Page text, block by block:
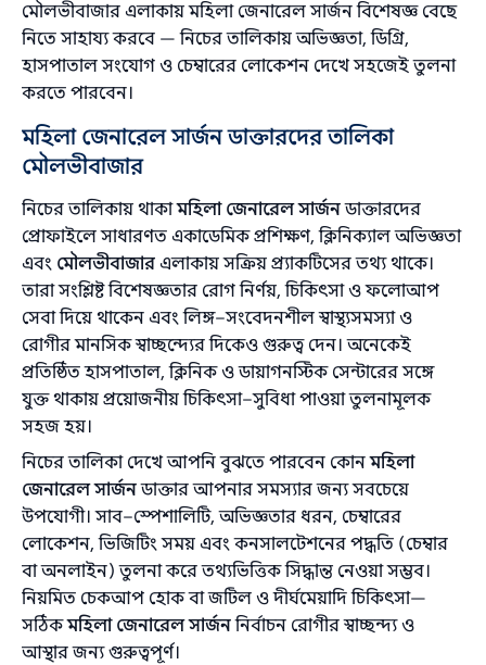
মৌলভীবাজার এলাকায় মহিলা জেনারেল সার্জন বিশেষজ্ঞ বেছে
নিতে সাহায্য করবে — নিচের তালিকায় অভিজ্ঞতা, ডিগ্রি,
হাসপাতাল সংযোগ ও চেম্বারের লোকেশন দেখে সহজেই তুলনা
করতে পারবেন।
মহিলা জেনারেল সার্জন ডাক্তারদের তালিকা
মৌলভীবাজার
নিচের তালিকায় থাকামহিলা জেনারেল সার্জনডাক্তারদের
প্রোফাইলে সাধারণত একাডেমিক প্রশিক্ষণ, ক্লিনিক্যাল অভিজ্ঞতা
এবং মৌলভীবাজার এলাকায় সক্রিয় প্র্যাকটিসের তথ্য থাকে।
তারা সংশ্লিষ্ট বিশেষজ্ঞতার রোগ নির্ণয়, চিকিৎসা ও ফলোআপ
সেবা দিয়ে থাকেন এবং লিঙ্গ–সংবেদনশীল স্বাস্থ্যসমস্যা ও
রোগীর মানসিক স্বাচ্ছন্দ্যের দিকেও গুরুত্ব দেন। অনেকেই
প্রতিষ্ঠিত হাসপাতাল, ক্লিনিক ও ডায়াগনস্টিক সেন্টারের সঙ্গে
যুক্ত থাকায় প্রয়োজনীয় চিকিৎসা–সুবিধা পাওয়া তুলনামূলক
সহজ হয়।
নিচের তালিকা দেখে আপনি বুঝতে পারবেন কোনমহিলা
জেনারেল সার্জনডাক্তার আপনার সমস্যার জন্য সবচেয়ে
উপযোগী। সাব–স্পেশালিটি, অভিজ্ঞতার ধরন, চেম্বারের
লোকেশন, ভিজিটিং সময় এবং কনসালটেশনের পদ্ধতি (চেম্বার
বা অনলাইন) তুলনা করে তথ্যভিত্তিক সিদ্ধান্ত নেওয়া সম্ভব।
নিয়মিত চেকআপ হোক বা জটিল ও দীর্ঘমেয়াদি চিকিৎসা—
সঠিকমহিলা জেনারেল সার্জননির্বাচন রোগীর স্বাচ্ছন্দ্য ও
আস্থার জন্য গুরুত্বপূর্ণ।